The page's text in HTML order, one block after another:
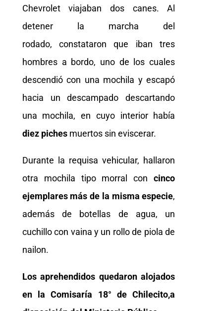
Chevrolet viajaban dos canes. Al
detener la marcha del
rodado, constataron que iban tres
hombres a bordo, uno de los cuales
descendió con una mochila y escapó
hacia un descampado descartando
una mochila, en cuyo interior había
diez piches muertos sin eviscerar.
Durante la requisa vehicular, hallaron
otra mochila tipo morral concinco
ejemplares más de la misma especie,
además de botellas de agua, un
cuchillo con vaina y un rollo de piola de
nailon.
Los aprehendidos quedaron alojados
en la Comisaría 18° de Chilecito,a